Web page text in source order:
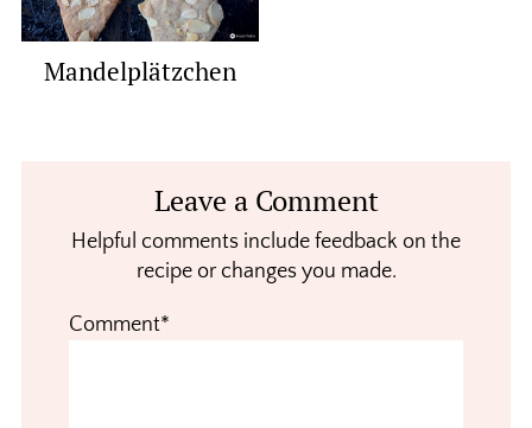
Mandelplätzchen
InteractionsLeave a Comment
Helpful comments include feedback on the
recipe or changes you made.
Comment*